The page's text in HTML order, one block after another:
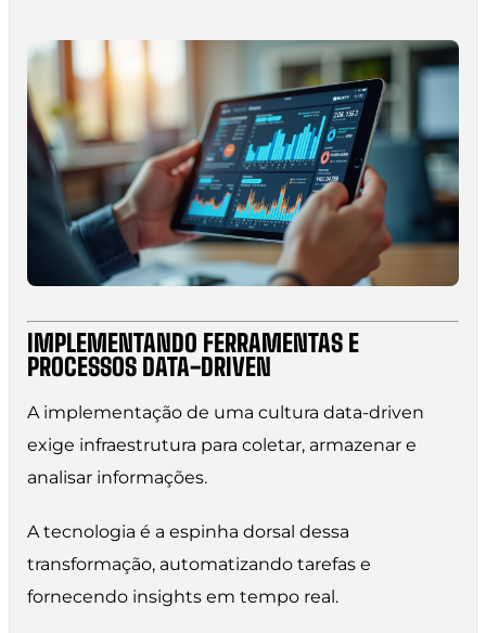
IMPLEMENTANDO FERRAMENTAS E
PROCESSOS DATA-DRIVEN
A implementação de uma cultura data-driven
exige infraestrutura para coletar, armazenar e
analisar informações.
A tecnologia é a espinha dorsal dessa
transformação, automatizando tarefas e
fornecendo insights em tempo real.